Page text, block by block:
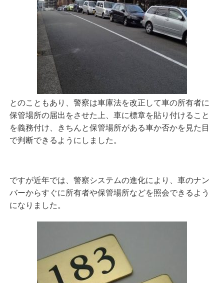
とのこともあり、 警察は車庫法を改正して車の所有者に
保管場所の届出をさせた上、車に標章を貼り付けること
を義務付け、きちんと保管場所がある車か否かを見た目
で判断できるようにしました。
ですが近年では、 警察システムの進化により、車のナン
バーからすぐに所有者や保管場所などを照会できるよう
になりました。